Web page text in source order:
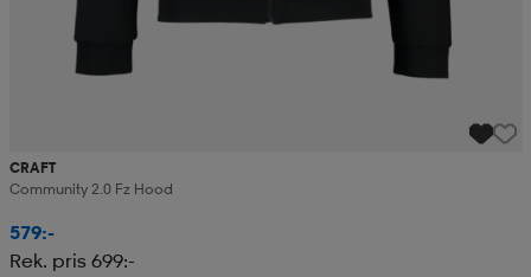
CRAFT
Community 2.0 Fz Hood
579:-
Rek. pris 699:-